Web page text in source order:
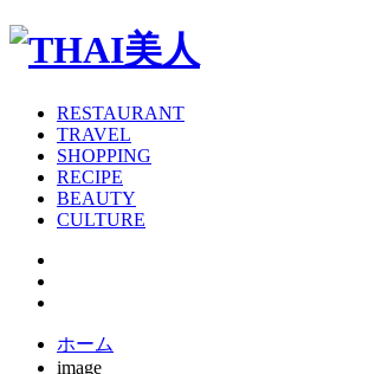
RESTAURANT
TRAVEL
SHOPPING
RECIPE
BEAUTY
CULTURE
ホーム
image